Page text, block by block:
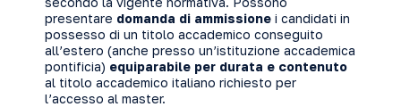
presentare domanda di ammissione i candidati in
possesso di un titolo accademico conseguito
all’estero (anche presso un’istituzione accademica
pontificia) equiparabile per durata e contenuto
al titolo accademico italiano richiesto per
l’accesso al master.